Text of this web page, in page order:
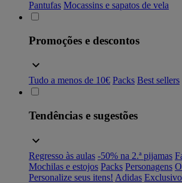
Pantufas Mocassins e sapatos de vela
Promoções e descontos
Tudo a menos de 10€ Packs Best sellers
Tendências e sugestões
Regresso às aulas -50% na 2.ª pijamas
Mochilas e estojos Packs Personagens
Personalize seus itens! Adidas